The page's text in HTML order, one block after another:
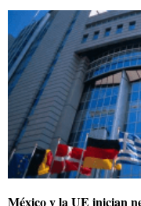
México y la UE inician